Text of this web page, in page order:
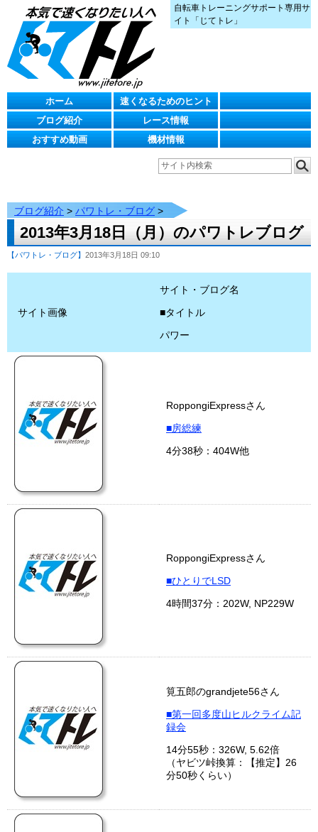
自転車トレーニングサポート専用サ
イト「じてトレ」
ホーム
速くなるためのヒント
ブログ紹介
レース情報
おすすめ動画
機材情報
ブログ紹介 > パワトレ・ブログ>
2013年3月18日（月）のパワトレブログ
【パワトレ・ブログ】 2013年3月18日 09:10
サイト画像
サイト・ブログ名
■タイトル
パワー
RoppongiExpressさん
■房総練
4分38秒：404W他
RoppongiExpressさん
■ひとりでLSD
4時間37分：202W, NP229W
筧五郎のgrandjete56さん
■第一回多度山ヒルクライム記
録会
14分55秒：326W, 5.62倍
（ヤビツ峠換算：【推定】26
分50秒くらい）